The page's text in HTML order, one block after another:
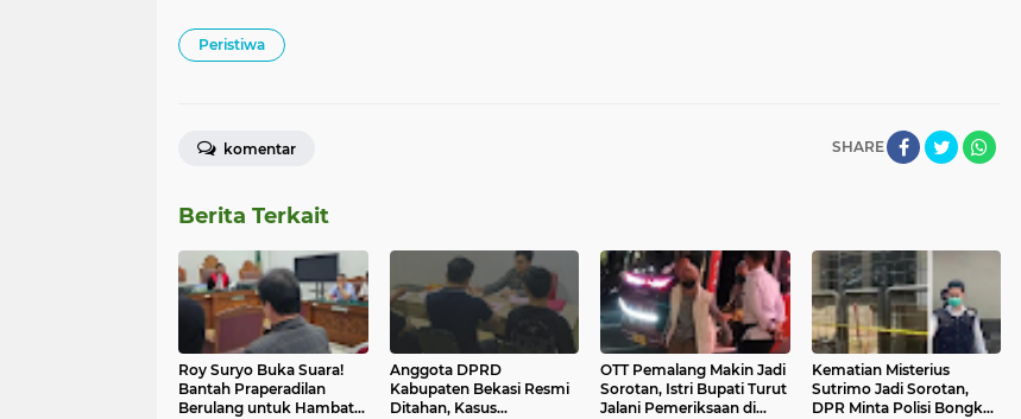
Peristiwa
SHARE
komentar
Berita Terkait
Roy Suryo Buka Suara!
Bantah Praperadilan
Berulang untuk Hambat
Anggota DPRD
Kabupaten Bekasi Resmi
Ditahan, Kasus
OTT Pemalang Makin Jadi
Sorotan, Istri Bupati Turut
Jalani Pemeriksaan di
Kematian Misterius
Sutrimo Jadi Sorotan,
DPR Minta Polisi Bongkar